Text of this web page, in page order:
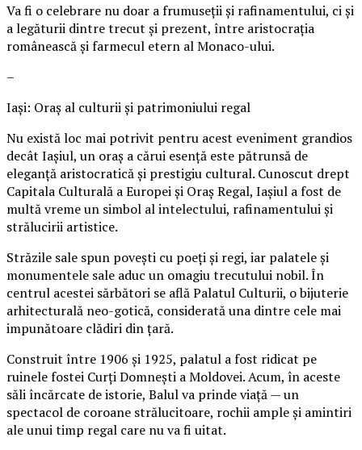
Va fi o celebrare nu doar a frumuseții și rafinamentului, ci și
a legăturii dintre trecut și prezent, între aristocrația
românească și farmecul etern al Monaco-ului.
–
Iași: Oraș al culturii și patrimoniului regal
Nu există loc mai potrivit pentru acest eveniment grandios
decât Iașiul, un oraș a cărui esență este pătrunsă de
eleganță aristocratică și prestigiu cultural. Cunoscut drept
Capitala Culturală a Europei și Oraș Regal, Iașiul a fost de
multă vreme un simbol al intelectului, rafinamentului și
strălucirii artistice.
Străzile sale spun povești cu poeți și regi, iar palatele și
monumentele sale aduc un omagiu trecutului nobil. În
centrul acestei sărbători se află Palatul Culturii, o bijuterie
arhitecturală neo-gotică, considerată una dintre cele mai
impunătoare clădiri din țară.
Construit între 1906 și 1925, palatul a fost ridicat pe
ruinele fostei Curți Domnești a Moldovei. Acum, în aceste
săli încărcate de istorie, Balul va prinde viață — un
spectacol de coroane strălucitoare, rochii ample și amintiri
ale unui timp regal care nu va fi uitat.